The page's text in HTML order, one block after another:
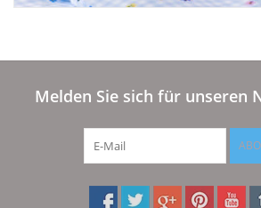
Melden Sie sich für unseren